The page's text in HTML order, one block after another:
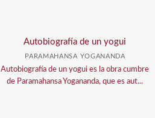
Autobiografía de un yogui
PARAMAHANSA YOGANANDA
Autobiografía de un yogui es la obra cumbre
de Paramahansa Yogananda, que es aut...